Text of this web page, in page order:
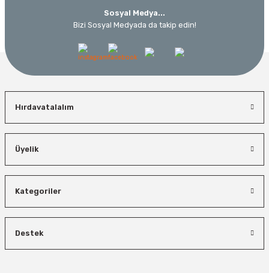
Sosyal Medya...
Bizi Sosyal Medyada da takip edin!
Hırdavatalalım
Üyelik
Kategoriler
Destek